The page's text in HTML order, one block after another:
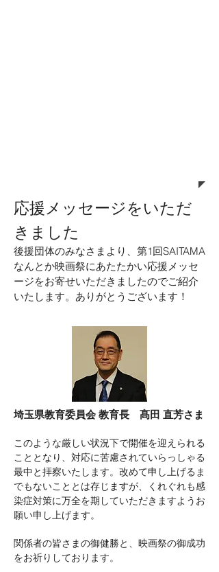
応援メッセージをいただ
きました
後援団体のみなさまより、第1回SAITAMA
なんとか映画祭にあたたかい応援メッセ
ージをお寄せいただきましたのでご紹介
いたします。ありがとうございます！
埼玉県教育委員会 教育長 髙田 直芳さま
このような厳しい状況下で開催を迎えられる
こととなり、対応に苦慮されていらっしゃる
最中と拝察いたします。改めて申し上げるま
でもないこととは存じますが、くれぐれも感
染症対策に万全を期していただきますようお
願い申し上げます。
関係者の皆さまの御健勝と、映画祭の御成功
をお祈りしております。